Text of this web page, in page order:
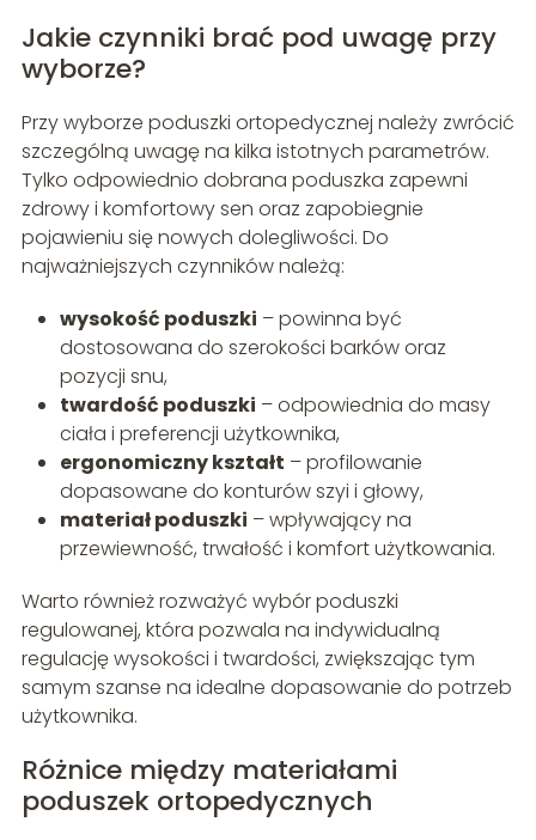
Jakie czynniki brać pod uwagę przy
wyborze?
Przy wyborze poduszki ortopedycznej należy zwrócić
szczególną uwagę na kilka istotnych parametrów.
Tylko odpowiednio dobrana poduszka zapewni
zdrowy i komfortowy sen oraz zapobiegnie
pojawieniu się nowych dolegliwości. Do
najważniejszych czynników należą:
wysokość poduszki – powinna być
dostosowana do szerokości barków oraz
pozycji snu,
twardość poduszki – odpowiednia do masy
ciała i preferencji użytkownika,
ergonomiczny kształt – profilowanie
dopasowane do konturów szyi i głowy,
materiał poduszki – wpływający na
przewiewność, trwałość i komfort użytkowania.
Warto również rozważyć wybór poduszki
regulowanej, która pozwala na indywidualną
regulację wysokości i twardości, zwiększając tym
samym szanse na idealne dopasowanie do potrzeb
użytkownika.
Różnice między materiałami
poduszek ortopedycznych